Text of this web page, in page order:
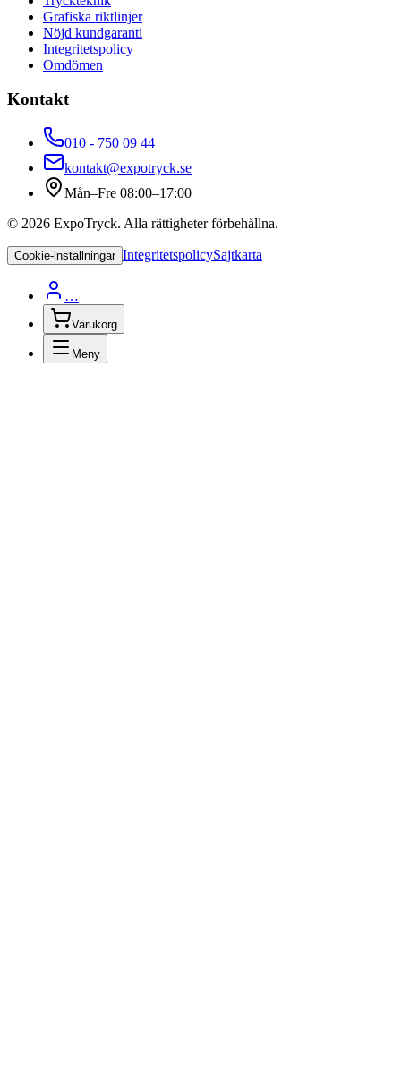
Grafiska riktlinjer
Nöjd kundgaranti
Integritetspolicy
Omdömen
Kontakt
010 - 750 09 44
kontakt@expotryck.se
Mån–Fre 08:00–17:00
© 2026 ExpoTryck. Alla rättigheter förbehållna.
Cookie-inställningar IntegritetspolicySajtkarta
…
Varukorg
Meny